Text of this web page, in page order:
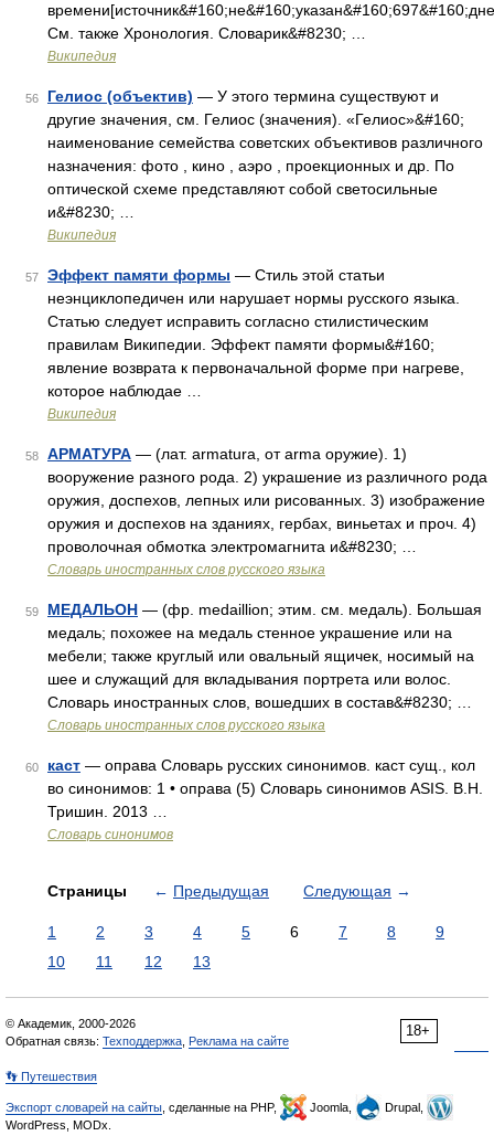
См. также Хронология. Словарик&#8230; …
Википедия
56 Гелиос (объектив) — У этого термина существуют и
другие значения, см. Гелиос (значения). «Гелиос»&#160;
наименование семейства советских объективов различного
назначения: фото , кино , аэро , проекционных и др. По
оптической схеме представляют собой светосильные
и&#8230; …
Википедия
57 Эффект памяти формы — Стиль этой статьи
неэнциклопедичен или нарушает нормы русского языка.
Статью следует исправить согласно стилистическим
правилам Википедии. Эффект памяти формы&#160;
явление возврата к первоначальной форме при нагреве,
которое наблюдае …
Википедия
58 АРМАТУРА — (лат. armatura, от arma оружие). 1)
вооружение разного рода. 2) украшение из различного рода
оружия, доспехов, лепных или рисованных. 3) изображение
оружия и доспехов на зданиях, гербах, виньетах и проч. 4)
проволочная обмотка электромагнита и&#8230; …
Словарь иностранных слов русского языка
59 МЕДАЛЬОН — (фр. medaillion; этим. см. медаль). Большая
медаль; похожее на медаль стенное украшение или на
мебели; также круглый или овальный ящичек, носимый на
шее и служащий для вкладывания портрета или волос.
Словарь иностранных слов, вошедших в состав&#8230; …
Словарь иностранных слов русского языка
60 каст — оправа Словарь русских синонимов. каст сущ., кол
во синонимов: 1 • оправа (5) Словарь синонимов ASIS. В.Н.
Тришин. 2013 …
Словарь синонимов
Страницы ← Предыдущая Следующая →
1 2 3 4 5 6 7 8
9
10
11 12 13
18+
© Академик, 2000-2026
Обратная связь: Техподдержка Реклама на сайте
👣 Путешествия
Экспорт словарей на сайты , сделанные на PHP, Joomla,
Drupal,
WordPress, MODx.